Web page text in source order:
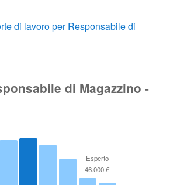
di lavoro per Responsabile di
di Magazzino -
Esperto
46.000 €